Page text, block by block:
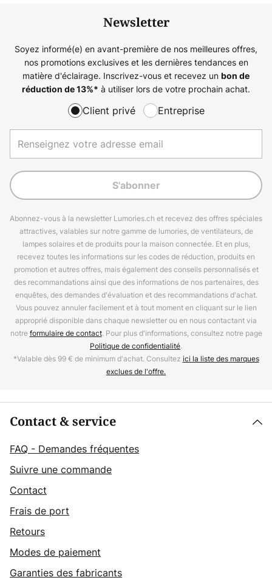
Newsletter
Soyez informé(e) en avant-première de nos meilleures offres,
nos promotions exclusives et les dernières tendances en
matière d'éclairage. Inscrivez-vous et recevez un bon de
réduction de13%* à utiliser lors de votre prochain achat.
Client privé Entreprise
S'abonner
Abonnez-vous à la newsletter Lumories.ch et recevez des offres spéciales
attractives, valables sur notre gamme de lumories, de ventilateurs, de
lampes solaires et de produits pour la maison connectée. Et en plus,
recevez toutes les informations sur les codes de réduction, produits en
promotion et autres offres, mais également des conseils personnalisés et
des recommandations ainsi que des informations de nos partenaires, des
enquêtes, des demandes d'évaluation et des recommandations d'achat.
Vous pouvez annuler facilement et à tout moment en cliquant sur le lien
approprié disponible dans chaque newsletter ou en nous contactant via
notreformulaire de contact. Pour plus d'informations, consultez notre page
Politique de confidentialité.
*Valable dès 99 € de minimum d'achat. Consultez ici la liste des marques
exclues de l'offre.
Contact & service
FAQ - Demandes fréquentes
Suivre une commande
Contact
Frais de port
Retours
Modes de paiement
Garanties des fabricants